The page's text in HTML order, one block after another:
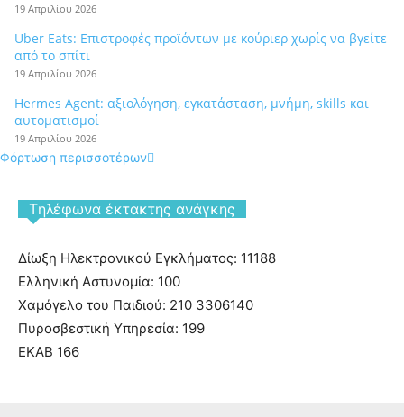
19 Απριλίου 2026
Uber Eats: Επιστροφές προϊόντων με κούριερ χωρίς να βγείτε
από το σπίτι
19 Απριλίου 2026
Hermes Agent: αξιολόγηση, εγκατάσταση, μνήμη, skills και
αυτοματισμοί
19 Απριλίου 2026
Φόρτωση περισσοτέρων
Tηλέφωνα έκτακτης ανάγκης
Δίωξη Ηλεκτρονικού Εγκλήματος: 11188
Ελληνική Αστυνομία: 100
Χαμόγελο του Παιδιού: 210 3306140
Πυροσβεστική Υπηρεσία: 199
ΕΚΑΒ 166